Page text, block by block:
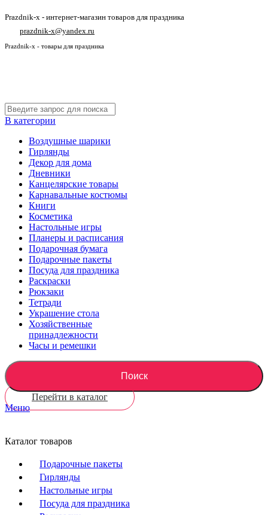
Prazdnik-x - интернет-магазин товаров для праздника
prazdnik-x@yandex.ru
Prazdnik-x - товары для праздника
В категории
Воздушные шарики
Гирлянды
Декор для дома
Дневники
Канцелярские товары
Карнавальные костюмы
Книги
Косметика
Настольные игры
Планеры и расписания
Подарочная бумага
Подарочные пакеты
Посуда для праздника
Раскраски
Рюкзаки
Тетради
Украшение стола
Хозяйственные
принадлежности
Часы и ремешки
Поиск
Перейти в каталог
Меню
Каталог товаров
Подарочные пакеты
Гирлянды
Настольные игры
Посуда для праздника